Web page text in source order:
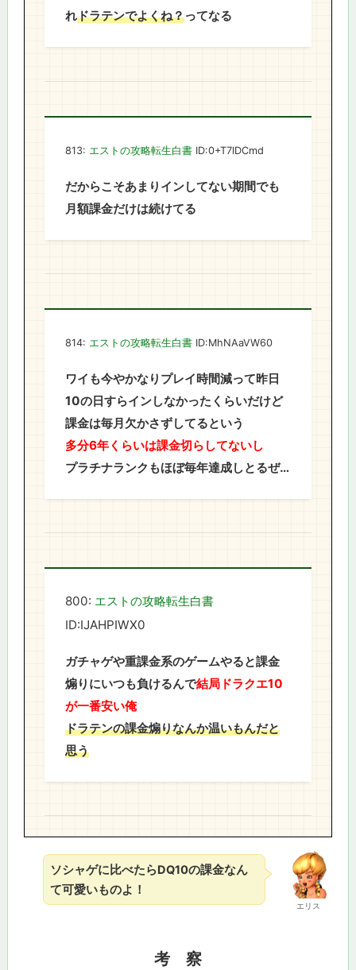
れドラテンでよくね？ってなる
813: エストの攻略転生白書 ID:0+T7lDCmd
だからこそあまりインしてない期間でも
月額課金だけは続けてる
814: エストの攻略転生白書 ID:MhNAaVW60
ワイも今やかなりプレイ時間減って昨日
10の日すらインしなかったくらいだけど
課金は毎月欠かさずしてるという
多分6年くらいは課金切らしてないし
プラチナランクもほぼ毎年達成しとるぜ…
800: エストの攻略転生白書
ID:IJAHPIWX0
ガチャゲや重課金系のゲームやると課金
煽りにいつも負けるんで結局ドラクエ10
が一番安い俺
ドラテンの課金煽りなんか温いもんだと
思う
エリス
ソシャゲに比べたらDQ10の課金なん
て可愛いものよ！
考 察